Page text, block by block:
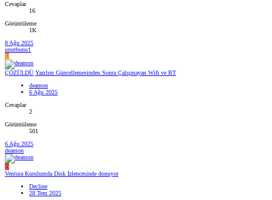
Cevaplar
16
Görüntüleme
1K
8 Ağu 2025
unutbunu1
U
ÇÖZÜLDÜ Yazılım Güncellemesinden Sonra Çalışmayan Wifi ve BT
deamon
6 Ağu 2025
Cevaplar
2
Görüntüleme
501
6 Ağu 2025
deamon
D
Ventura Kurulumda Disk İzlencesinde donuyor
Decline
28 Tem 2025